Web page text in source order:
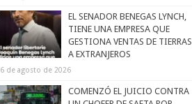
EL SENADOR BENEGAS LYNCH,
TIENE UNA EMPRESA QUE
GESTIONA VENTAS DE TIERRAS
A EXTRANJEROS
6 de agosto de 2026
COMENZÓ EL JUICIO CONTRA